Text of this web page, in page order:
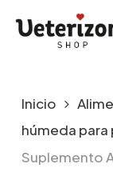
Inicio
húmeda para
Suplemento